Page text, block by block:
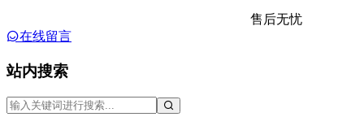
售后无忧
在线留言
站内搜索